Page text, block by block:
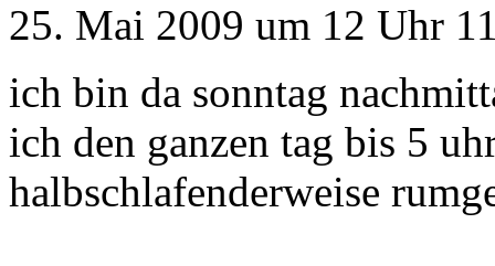
25. Mai 2009 um 12 Uhr
ich bin da sonntag
ich den ganzen tag bis 5
halbschlafenderweise